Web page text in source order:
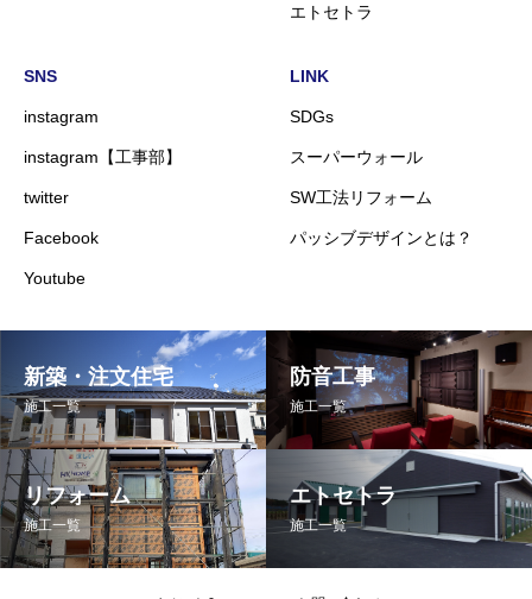
エトセトラ
SNS
instagram
instagram【工事部】
twitter
Facebook
Youtube
LINK
SDGs
スーパーウォール
SW工法リフォーム
パッシブデザインとは？
新築・注文住宅
施工一覧
防音工事
施工一覧
リフォーム
施工一覧
エトセトラ
施工一覧